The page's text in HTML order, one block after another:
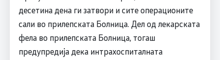
десетина дена ги затвори и сите операционите
сали во прилепската Болница. Дел од лекарската
фела во прилепската Болница, тогаш
предупредија дека интрахоспиталната